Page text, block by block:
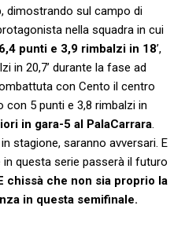
dimostrando sul campo di
nella squadra in cui
6,4 punti e 3,9 rimbalzi in 18’,
in 20,7’ durante la fase ad
con Cento il centro
con 5 punti e 3,8 rimbalzi in
in gara-5 al PalaCarrara.
stagione, saranno avversari. E
questa serie passerà il futuro
chissà che non sia proprio la
in questa semifinale.